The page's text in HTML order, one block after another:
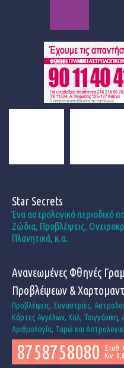
Star Secrets
Ένα αστρολογικό περιοδικό
Ζώδια, Προβλέψεις,
Πλανητικά, κ.α.
Ανανεωμένες Φθηνές
Προβλέψεων &
Προβλέψεις, Συναστρίες,
Κάρτες Αγγέλων, Χαλ,
Αριθμολογία, Ταρώ και
8758758080
Σταθ.
Κιν.